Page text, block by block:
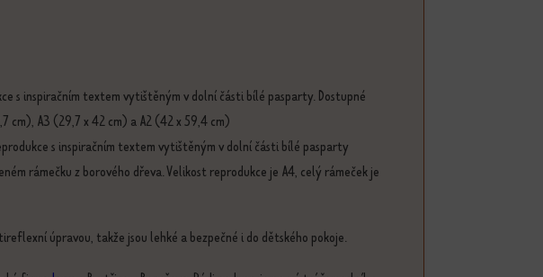
s inspiračním textem vytištěným v dolní části bílé pasparty. Dostupné
cm), A3 (29,7 x 42 cm) a A2 (42 x 59,4 cm)
s inspiračním textem vytištěným v dolní části bílé pasparty
rámečku z borového dřeva. Velikost reprodukce je A4, celý rámeček je
úpravou, takže jsou lehké a bezpečné i do dětského pokoje.